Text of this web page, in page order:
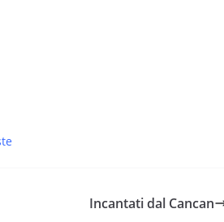
Incantati dal Cancan